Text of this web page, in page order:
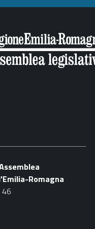
Romagna
46